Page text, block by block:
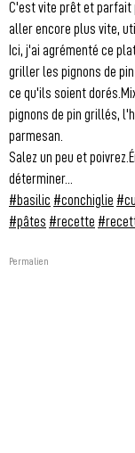
C'est vite prêt et parfait
aller encore plus vite,
Ici, j'ai agrémenté ce
griller les pignons de
ce qu'ils soient
pignons de pin grillés,
parmesan.
Salez un peu et
déterminer...
#basilic #conchiglie
#pâtes #recette
Permalien